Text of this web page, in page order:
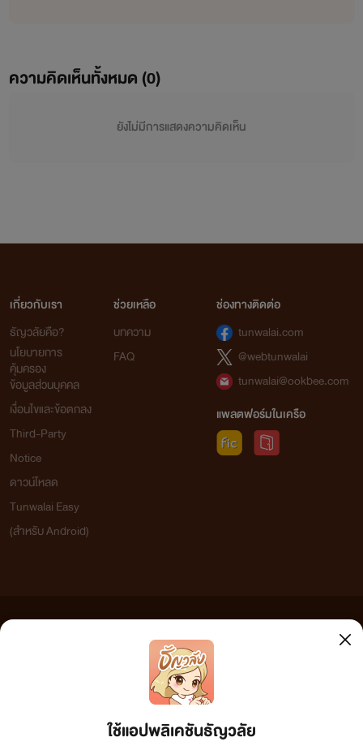
ความคิดเห็นทั้งหมด (0)
ยังไม่มีการแสดงความคิดเห็น
ใช้แอปพลิเคชันธัญวลัย
เกี่ยวกับเรา
ธัญวลัยคือ?
นโยบายการ
คุ้มครอง
ข้อมูลส่วนบุคคล
เงื่อนไขและข้อตกลง
Third-Party
Notice
ดาวน์โหลด
Tunwalai Easy
(สำหรับ Android)
ช่วยเหลือ
บทความ
FAQ
ช่องทางติดต่อ
tunwalai.com
@webtunwalai
tunwalai@ookbee.com
แพลตฟอร์มในเครือ
เว็บไซต์แห่งนี้ไม่ได้เห็นด้วยและไม่ขอรับผิดชอบต่อข้อความใดๆ ทั้งสิ้น ดังนั้นผู้อ่านทุกท่านโปรดใช้
วิจารณญาณในการกลั่นกรองด้วยตนเอง และหากท่านพบข้อความใดๆ ที่ขัดต่อกฎหมายและศีลธรรม
กรุณาแจ้งมาที่ tunwalai@ookbee.com เพื่อทีมงานจะได้ดำเนินการในทันที ทั้งนี้ ทางเว็บไซต์ขอสงวน
ลิขสิทธิ์ตามพระราชบัญญัติลิขสิทธิ์ (ฉบับเพิ่มเติม) พ.ศ.2558